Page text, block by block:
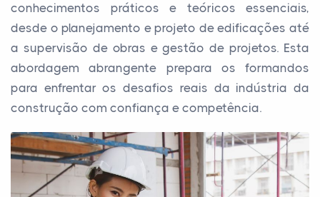
conhecimentos práticos e teóricos essenciais,
desde o planejamento e projeto de edificações até
a supervisão de obras e gestão de projetos. Esta
abordagem abrangente prepara os formandos
para enfrentar os desafios reais da indústria da
construção com confiança e competência.